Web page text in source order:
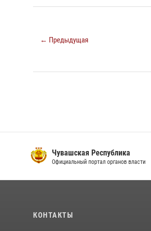
← Предыдущая
Чувашская Республика
Официальный портал органов власти
КОНТАКТЫ